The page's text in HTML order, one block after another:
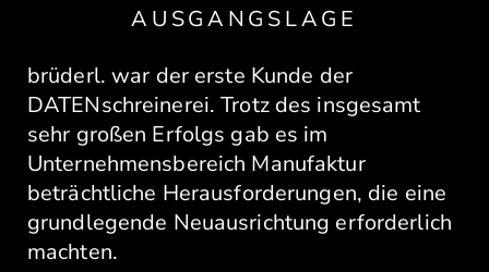
AUSGANGSLAGE
brüderl. war der erste Kunde der
DATENschreinerei. Trotz des insgesamt
sehr großen Erfolgs gab es im
Unternehmensbereich Manufaktur
beträchtliche Herausforderungen, die eine
grundlegende Neuausrichtung erforderlich
machten.